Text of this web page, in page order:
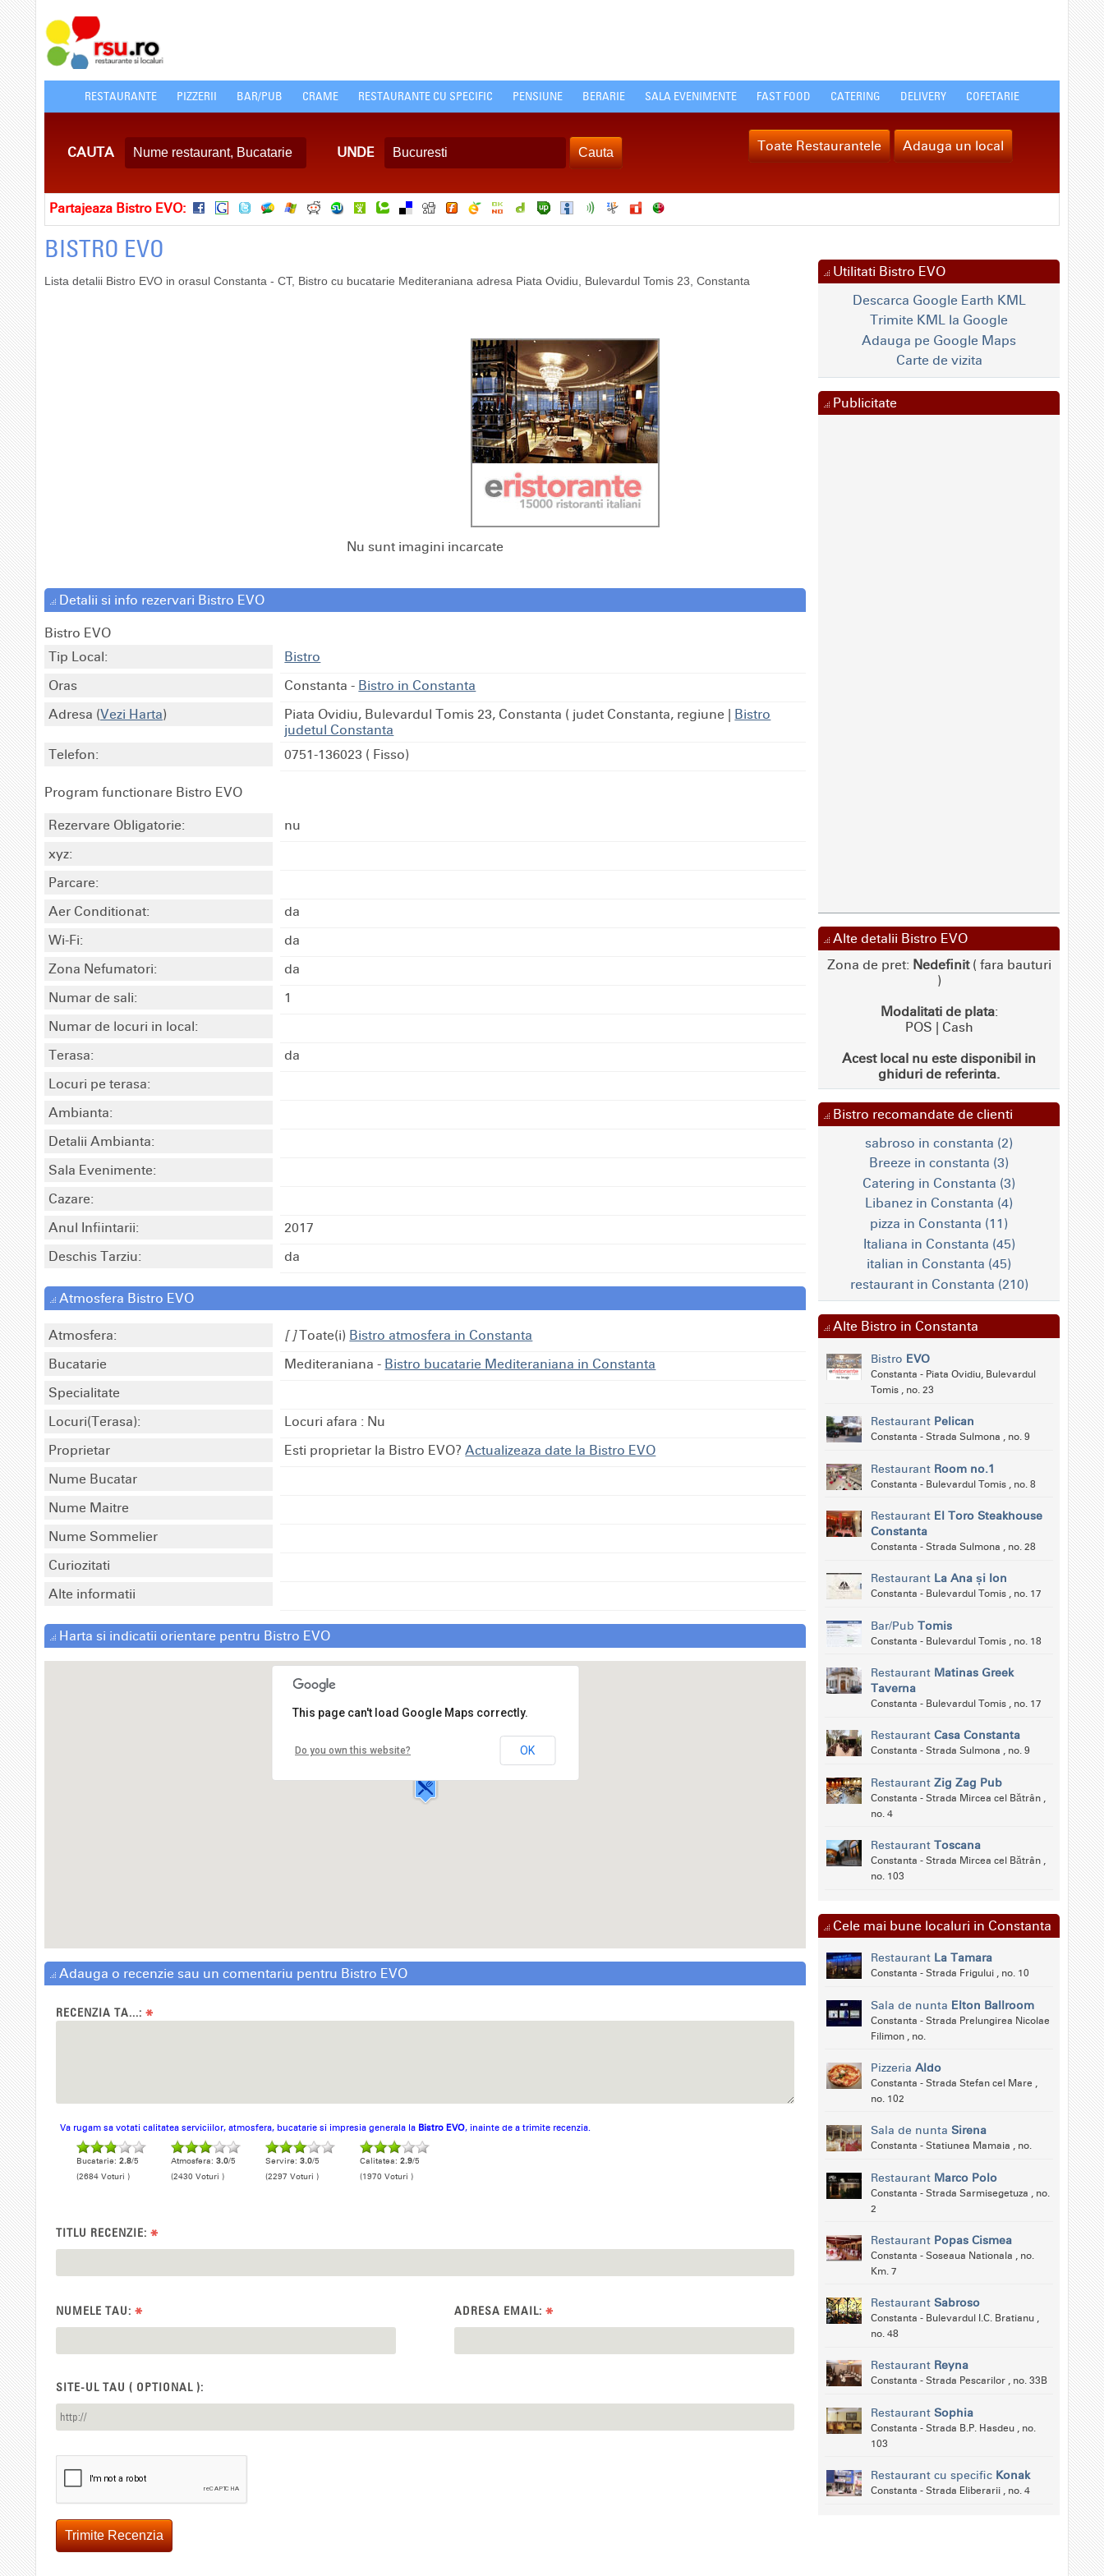
RESTAURANTE PIZZERII BAR/PUB CRAME RESTAURANTE CU SPECIFIC PENSIUNE BERARIE SALA EVENIMENTE FAST FOOD CATERING DELIVERY COFETARIE
CAUTA UNDE Toate Restaurantele Adauga un local
Partajeaza Bistro EVO:
BISTRO EVO
Lista detalii Bistro EVO in orasul Constanta - CT, Bistro cu bucatarie Mediteraniana adresa Piata Ovidiu, Bulevardul Tomis 23, Constanta
Nu sunt imagini incarcate
Detalii si info rezervari Bistro EVO
Bistro EVO
Tip Local:
Bistro
Oras
Constanta - Bistro in Constanta
Adresa (Vezi Harta) Piata Ovidiu, Bulevardul Tomis 23, Constanta ( judet Constanta, regiune | Bistro
judetul Constanta
Telefon:
0751-136023 ( Fisso)
Program functionare Bistro EVO
Rezervare Obligatorie:
nu
xyz:
Parcare:
Aer Conditionat:
da
Wi-Fi:
da
Zona Nefumatori:
da
Numar de sali:
1
Numar de locuri in local:
Terasa:
da
Locuri pe terasa:
Ambianta:
Detalii Ambianta:
Sala Evenimente:
Cazare:
Anul Infiintarii:
2017
Deschis Tarziu:
da
Atmosfera Bistro EVO
Atmosfera: [ ]Toate(i) Bistro atmosfera in Constanta
Bucatarie
Mediteraniana - Bistro bucatarie Mediteraniana in Constanta
Specialitate
Locuri(Terasa):
Locuri afara : Nu
Proprietar
Esti proprietar la Bistro EVO?Actualizeaza date la Bistro EVO
Nume Bucatar
Nume Maitre
Nume Sommelier
Curiozitati
Alte informatii
Harta si indicatii orientare pentru Bistro EVO
Bulevardul Tomis,23
This page can't load Google Maps correctly.
Do you own this website? OK
Adauga o recenzie sau un comentariu pentru Bistro EVO
RECENZIA TA...: *
Va rugam sa votati calitatea serviciilor, atmosfera, bucatarie si impresia generala la Bistro EVO, inainte de a trimite recenzia.
Bucatarie: 2.8/5
(2684 Voturi )
Atmosfera: 3.0/5
(2430 Voturi )
Servire: 3.0/5
(2297 Voturi )
Calitatea: 2.9/5
(1970 Voturi )
TITLU RECENZIE: *
NUMELE TAU: * ADRESA EMAIL:*
SITE-UL TAU ( OPTIONAL ):
Trimite Recenzia
Utilitati Bistro EVO
Descarca Google Earth KML
Trimite KML la Google
Adauga pe Google Maps
Carte de vizita
Publicitate
Alte detalii Bistro EVO
Zona de pret: Nedefinit( fara bauturi
)
Modalitati de plata:
POS | Cash
Acest local nu este disponibil in
ghiduri de referinta.
Bistro recomandate de clienti
sabroso in constanta (2)
Breeze in constanta (3)
Catering in Constanta (3)
Libanez in Constanta (4)
pizza in Constanta (11)
Italiana in Constanta (45)
italian in Constanta (45)
restaurant in Constanta (210)
Alte Bistro in Constanta
Bistro EVO
Constanta - Piata Ovidiu, Bulevardul
Tomis , no. 23
Restaurant Pelican
Constanta - Strada Sulmona , no. 9
Restaurant Room no.1
Constanta - Bulevardul Tomis , no. 8
Restaurant El Toro Steakhouse
Constanta
Constanta - Strada Sulmona , no. 28
Restaurant La Ana și Ion
Constanta - Bulevardul Tomis , no. 17
Bar/Pub Tomis
Constanta - Bulevardul Tomis , no. 18
Restaurant Matinas Greek
Taverna
Constanta - Bulevardul Tomis , no. 17
Restaurant Casa Constanta
Constanta - Strada Sulmona , no. 9
Restaurant Zig Zag Pub
Constanta - Strada Mircea cel Bătrân ,
no. 4
Restaurant Toscana
Constanta - Strada Mircea cel Bătrân ,
no. 103
Cele mai bune localuri in Constanta
Restaurant La Tamara
Constanta - Strada Frigului , no. 10
Sala de nunta Elton Ballroom
Constanta - Strada Prelungirea Nicolae
Filimon , no.
Pizzeria Aldo
Constanta - Strada Stefan cel Mare ,
no. 102
Sala de nunta Sirena
Constanta - Statiunea Mamaia , no.
Restaurant Marco Polo
Constanta - Strada Sarmisegetuza , no.
2
Restaurant Popas Cismea
Constanta - Soseaua Nationala , no.
Km. 7
Restaurant Sabroso
Constanta - Bulevardul I.C. Bratianu ,
no. 48
Restaurant Reyna
Constanta - Strada Pescarilor , no. 33B
Restaurant Sophia
Constanta - Strada B.P. Hasdeu , no.
103
Restaurant cu specific Konak
Constanta - Strada Eliberarii , no. 4